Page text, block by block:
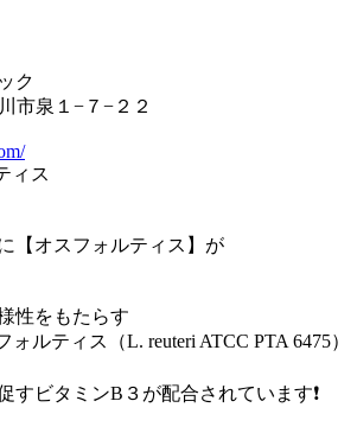
ク
市泉１−７−２２
ィス
【オスフォルティス】が
性をもたらす
ォルティス（L. reuteri ATCC PTA 6475）
すビタミンB３が配合されています❗️